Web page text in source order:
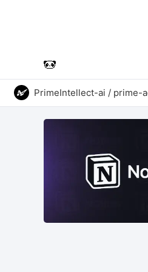
PrimeIntellect-ai / prime-agent